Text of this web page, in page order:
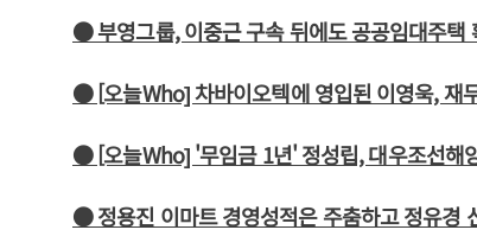
● 부영그룹, 이중근 구속 뒤에도 공공임대주택
● [오늘Who] 차바이오텍에 영입된 이영욱, 재
● [오늘Who] '무임금 1년' 정성립, 대우조선해
● 정용진 이마트 경영성적은 주춤하고 정유경